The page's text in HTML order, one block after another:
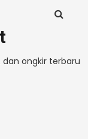
dan ongkir terbaru